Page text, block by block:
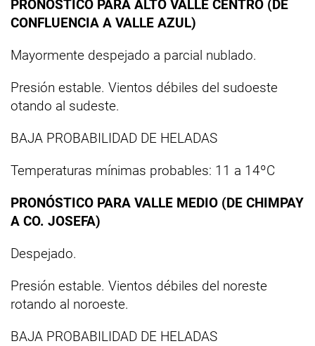
PRONÓSTICO PARA ALTO VALLE CENTRO (DE
CONFLUENCIA A VALLE AZUL)
Mayormente despejado a parcial nublado.
Presión estable. Vientos débiles del sudoeste
otando al sudeste.
BAJA PROBABILIDAD DE HELADAS
Temperaturas mínimas probables: 11 a 14ºC
PRONÓSTICO PARA VALLE MEDIO (DE CHIMPAY
A CO. JOSEFA)
Despejado.
Presión estable. Vientos débiles del noreste
rotando al noroeste.
BAJA PROBABILIDAD DE HELADAS